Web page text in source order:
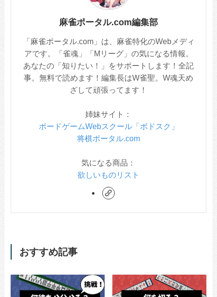
麻雀ポータル.com編集部
「麻雀ポータル.com」は、麻雀特化のWebメディ
アです。「雀魂」「Mリーグ」の気になる情報。
あなたの「知りたい！」をサポートします！全記
事。無料で読めます！編集長はW雀聖。W魂天め
ざして頑張ってます！
姉妹サイト：
ボードゲームWebスクール「ボドスク」
将棋ポータル.com
気になる商品：
欲しいものリスト
おすすめ記事